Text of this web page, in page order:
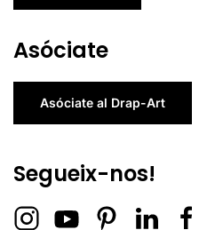
Asóciate
Asóciate al Drap-Art
Segueix-nos!